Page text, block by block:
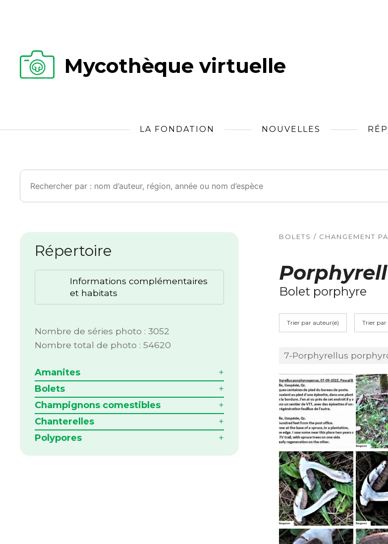
Mycothèque virtuelle
LA FONDATION NOUVELLES
Rechercher :
Répertoire
Informations complémentaires
et habitats
Nombre de séries photo : 3052
Nombre total de photo : 54620
Amanites
Bolets
Champignons comestibles
Chanterelles
Polypores
BOLETS / CHANGEMENT
Bolet porphyre
Trier par auteur(e) Trier par
7-Porphyrellus